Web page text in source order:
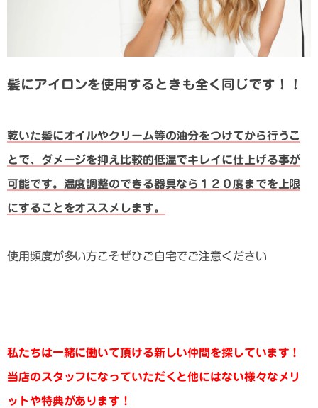
髪にアイロンを使用するときも全く同じです！！
乾いた髪にオイルやクリーム等の油分をつけてから行うこ
とで、ダメージを抑え比較的低温でキレイに仕上げる事が
可能です。温度調整のできる器具なら１２０度までを上限
にすることをオススメします。
使用頻度が多い方こそぜひご自宅でご注意ください
私たちは一緒に働いて頂ける新しい仲間を探しています！
当店のスタッフになっていただくと他にはない様々なメリ
ットや特典があります！